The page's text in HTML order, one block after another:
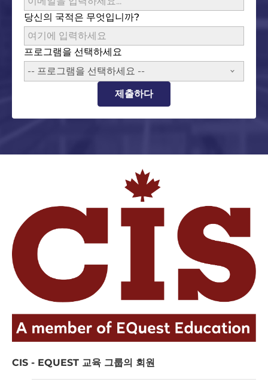
당신의 국적은 무엇입니까?
프로그램을 선택하세요
-- 프로그램을 선택하세요 --
제출하다
CIS - EQUEST 교육 그룹의 회원